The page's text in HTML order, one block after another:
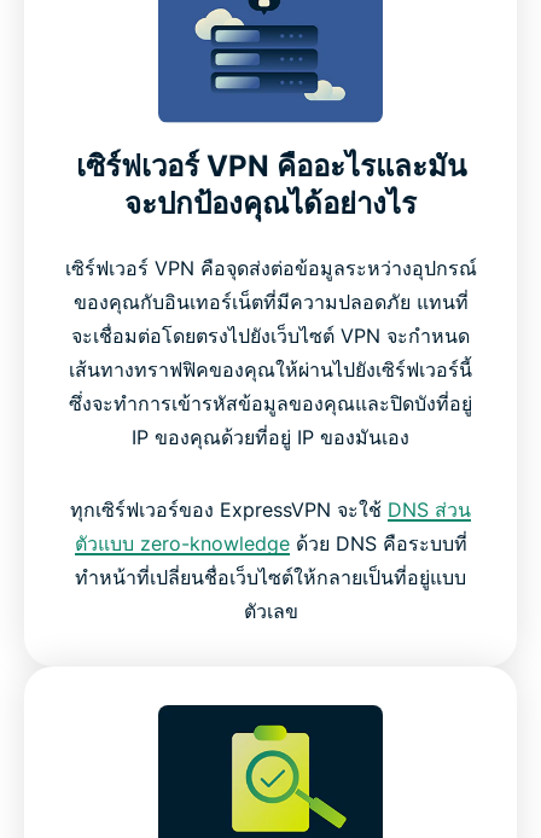
เซิร์ฟเวอร์ VPN คืออะไรและมัน
จะปกป้องคุณได้อย่างไร
เซิร์ฟเวอร์ VPN คือจุดส่งต่อข้อมูลระหว่างอุปกรณ์
ของคุณกับอินเทอร์เน็ตที่มีความปลอดภัย แทนที่
จะเชื่อมต่อโดยตรงไปยังเว็บไซต์ VPN จะกำหนด
เส้นทางทราฟฟิคของคุณให้ผ่านไปยังเซิร์ฟเวอร์นี้
ซึ่งจะทำการเข้ารหัสข้อมูลของคุณและปิดบังที่อยู่
IP ของคุณด้วยที่อยู่ IP ของมันเอง
ทุกเซิร์ฟเวอร์ของ ExpressVPN จะใช้ DNS ส่วน
ตัวแบบ zero-knowledgeด้วย DNS คือระบบที่
ทำหน้าที่เปลี่ยนชื่อเว็บไซต์ให้กลายเป็นที่อยู่แบบ
ตัวเลข